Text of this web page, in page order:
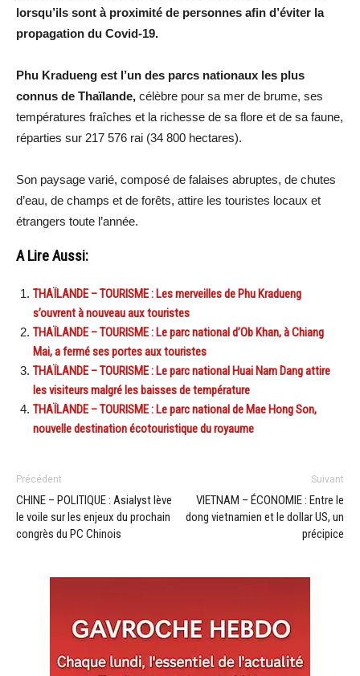
lorsqu’ils sont à proximité de personnes afin d’éviter la
propagation du Covid-19.
Phu Kradueng est l’un des parcs nationaux les plus
connus de Thaïlande, célèbre pour sa mer de brume, ses
températures fraîches et la richesse de sa flore et de sa faune,
réparties sur 217 576 rai (34 800 hectares).
Son paysage varié, composé de falaises abruptes, de chutes
d’eau, de champs et de forêts, attire les touristes locaux et
étrangers toute l’année.
A Lire Aussi:
THAÏLANDE – TOURISME : Les merveilles de Phu Kradueng
s’ouvrent à nouveau aux touristes
THAÏLANDE – TOURISME : Le parc national d’Ob Khan, à Chiang
Mai, a fermé ses portes aux touristes
THAÏLANDE – TOURISME : Le parc national Huai Nam Dang attire
les visiteurs malgré les baisses de température
THAÏLANDE – TOURISME : Le parc national de Mae Hong Son,
nouvelle destination écotouristique du royaume
Précédent
CHINE – POLITIQUE : Asialyst lève
le voile sur les enjeux du prochain
congrès du PC Chinois
Suivant
VIETNAM – ÉCONOMIE : Entre le
dong vietnamien et le dollar US, un
précipice